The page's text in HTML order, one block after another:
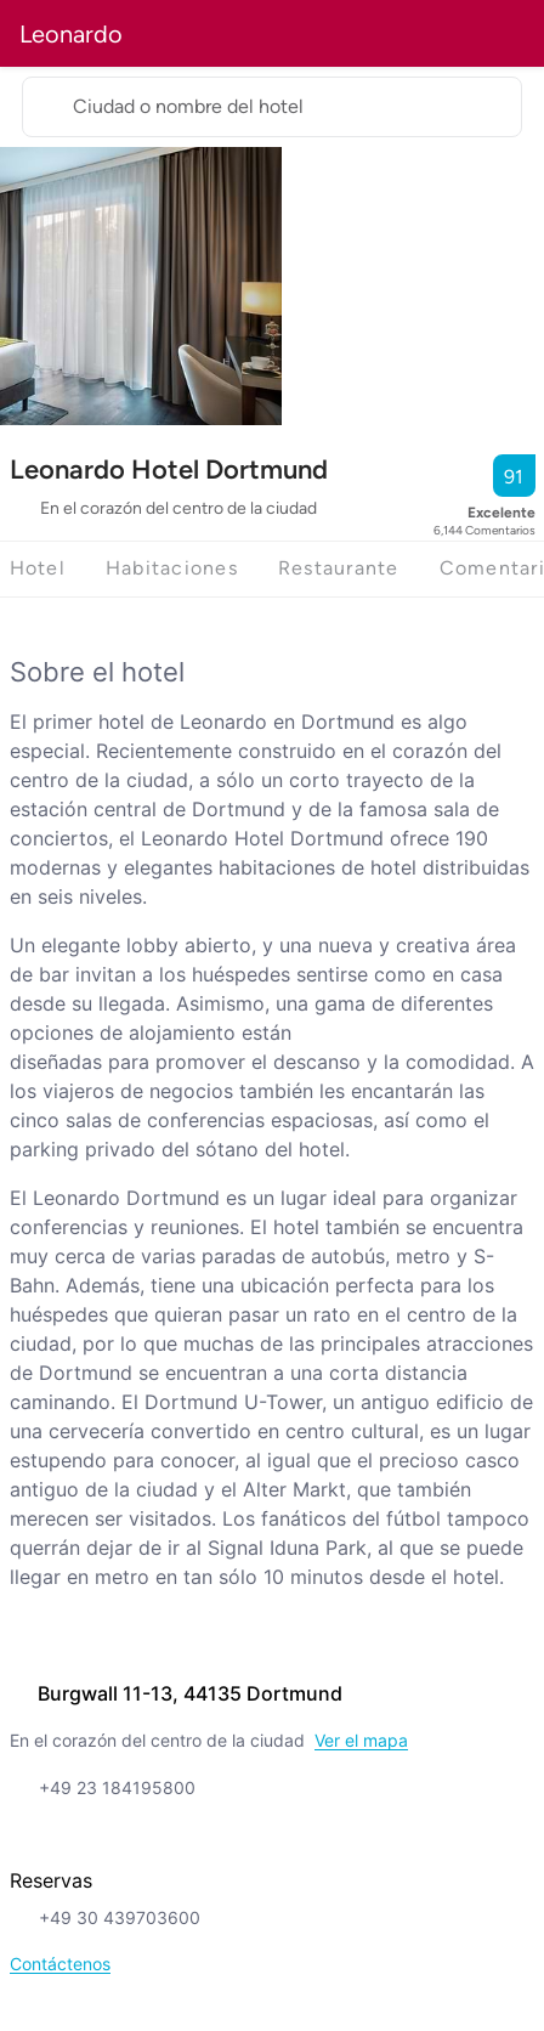
Leonardo
Leonardo Hotel Dortmund
En el corazón del centro de la ciudad
91
Excelente
6,144Comentarios
Ciudad o nombre del hotel
Hotel Habitaciones Restaurante
Burgwall 11-13, 44135 Dortmund
En el corazón del centro de la ciudad Ver el mapa
+49 23 184195800
Reservas
+49 30 439703600
Contáctenos
Sobre el hotel
El primer hotel de Leonardo en Dortmund es algo
especial. Recientemente construido en el corazón del
centro de la ciudad, a sólo un corto trayecto de la
estación central de Dortmund y de la famosa sala de
conciertos, el Leonardo Hotel Dortmund ofrece 190
modernas y elegantes habitaciones de hotel distribuidas
en seis niveles.
Un elegante lobby abierto, y una nueva y creativa área
de bar invitan a los huéspedes sentirse como en casa
desde su llegada. Asimismo, una gama de diferentes
opciones de alojamiento están
diseñadas para promover el descanso y la comodidad. A
los viajeros de negocios también les encantarán las
cinco salas de conferencias espaciosas, así como el
parking privado del sótano del hotel.
El Leonardo Dortmund es un lugar ideal para organizar
conferencias y reuniones. El hotel también se encuentra
muy cerca de varias paradas de autobús, metro y S-
Bahn. Además, tiene una ubicación perfecta para los
huéspedes que quieran pasar un rato en el centro de la
ciudad, por lo que muchas de las principales atracciones
de Dortmund se encuentran a una corta distancia
caminando. El Dortmund U-Tower, un antiguo edificio de
una cervecería convertido en centro cultural, es un lugar
estupendo para conocer, al igual que el precioso casco
antiguo de la ciudad y el Alter Markt, que también
merecen ser visitados. Los fanáticos del fútbol tampoco
querrán dejar de ir al Signal Iduna Park, al que se puede
llegar en metro en tan sólo 10 minutos desde el hotel.